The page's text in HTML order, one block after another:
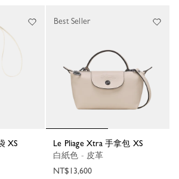
XS
Le Pliage Xtra 手拿包 XS
白紙色 - 皮革
NT$13,600
Best Seller